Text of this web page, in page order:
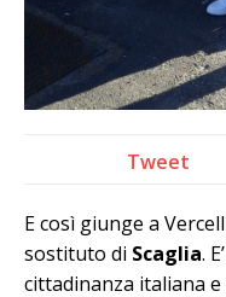
Tweet
E così giunge a
sostituto di Scaglia.
cittadinanza italiana